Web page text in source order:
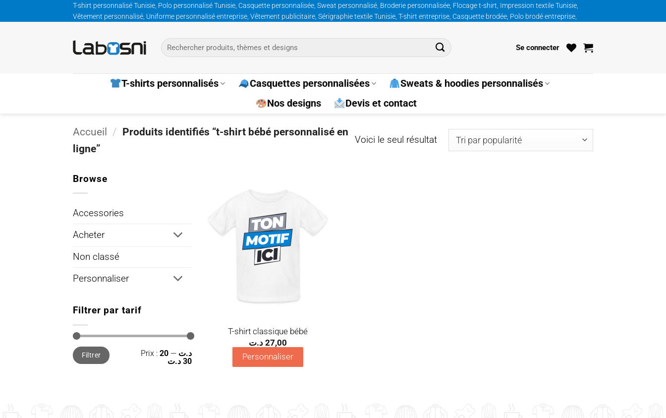
au
T-shirt personnalisé Tunisie, Polo personnalisé Tunisie, Casquette personnalisée, Sweat personnalisé, Broderie personnalisée, Flocage t-shirt, Impression textile Tunisie,
Vêtement personnalisé, Uniforme personnalisé entreprise, Vêtement publicitaire, Sérigraphie textile Tunisie, T-shirt entreprise, Casquette brodée, Polo brodé entreprise,
Recherche
pour :
Se connecter
T-shirts personnalisés Casquettes personnalisées
Sweats & hoodies personnalisés
Nos designs
Devis et contact
Accueil / Produits identifiés “t-shirt bébé personnalisé en
ligne”
Voici le seul résultat
Browse
Accessories
Acheter
Non classé
Personnaliser
Filtrer par tarif
Prix
min
Prix
maxFiltrer Prix : 20 د.ت —
30 د.ت
T-shirt classique bébé
27,00 د.ت
Personnaliser